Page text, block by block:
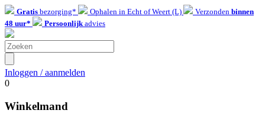
Gratis bezorging* Ophalen in Echt of Weert (L) Verzonden binnen
48 uur*
Persoonlijkadvies
Inloggen / aanmelden
0
Winkelmand